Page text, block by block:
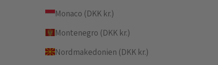
Monaco (DKK kr.)
Montenegro (DKK kr.)
Nordmakedonien (DKK kr.)